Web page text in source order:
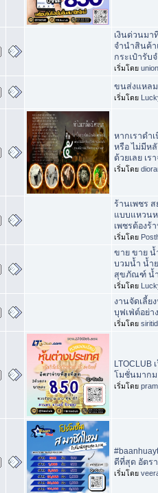
เงินด่วนมา
จำนำสินค้
กระเป๋ารับ
เริ่มโดย
ขนส่งแหลม
เริ่มโดย
หากเราดำ
หรือ ไม่มีห
ด้วยเลย เร
เริ่มโดย
ร้านเพชร
แบบแหวน
เพชรต้องร้
เริ่มโดย
ขาย ขาย น้
บวมน้ำ น้ำ
สุขภัณฑ์ น้ำ
เริ่มโดย
งานจัดเลี้ย
บุฟเฟ่ต์อย่า
เริ่มโดย
LTOCLUB
โมชั่นมาก
เริ่มโดย
ดีที่สุด อัตร
เริ่มโดย